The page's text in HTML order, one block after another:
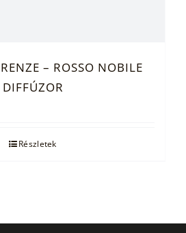
– ROSSO NOBILE
Részletek